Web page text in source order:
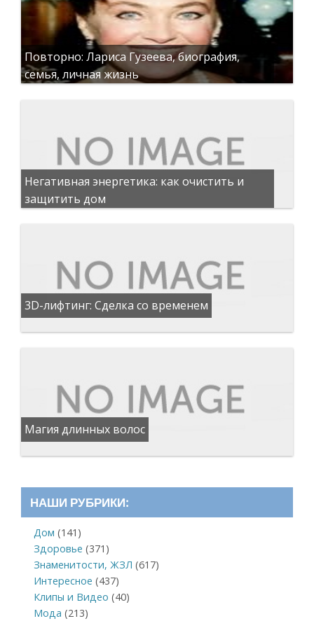
Повторно: Лариса Гузеева, биография,
семья, личная жизнь
Негативная энергетика: как очистить и
защитить дом
3D-лифтинг: Сделка со временем
Магия длинных волос
НАШИ РУБРИКИ:
Дом (141)
Здоровье (371)
Знаменитости, ЖЗЛ (617)
Интересное (437)
Клипы и Видео (40)
Мода (213)